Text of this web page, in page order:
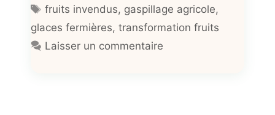
Étiquettes
fruits invendus, gaspillage agricole,
glaces fermières, transformation fruits
Laisser un commentaire